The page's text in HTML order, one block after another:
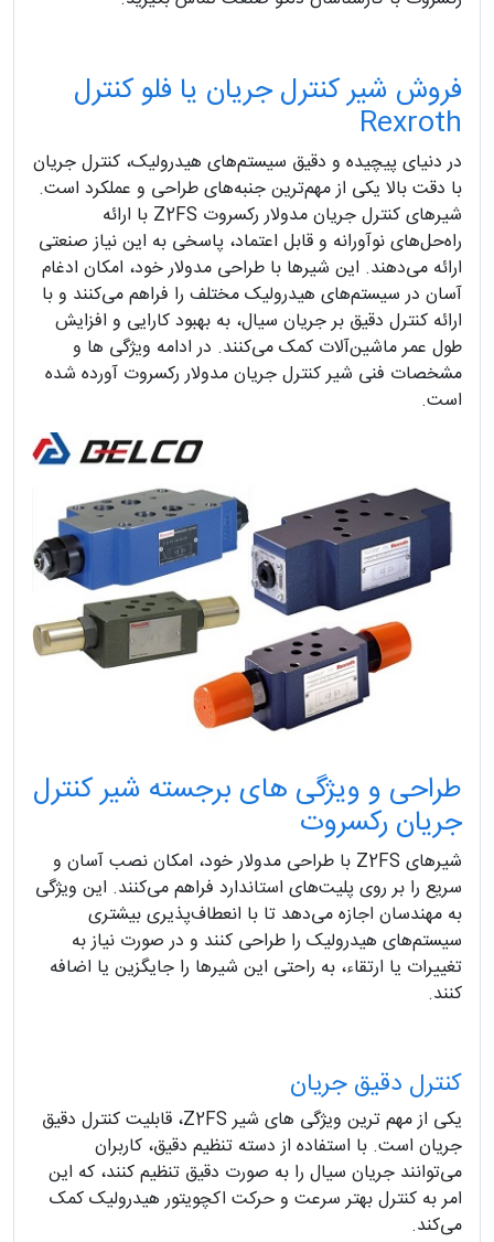
فروش شیر کنترل جریان یا فلو کنترل
Rexroth
در دنیای پیچیده و دقیق سیستم‌های هیدرولیک، کنترل جریان
با دقت بالا یکی از مهم‌ترین جنبه‌های طراحی و عملکرد است.
شیرهای کنترل جریان مدولار رکسروت Z2FS با ارائه
راه‌حل‌های نوآورانه و قابل اعتماد، پاسخی به این نیاز صنعتی
ارائه می‌دهند. این شیرها با طراحی مدولار خود، امکان ادغام
آسان در سیستم‌های هیدرولیک مختلف را فراهم می‌کنند و با
ارائه کنترل دقیق بر جریان سیال، به بهبود کارایی و افزایش
طول عمر ماشین‌آلات کمک می‌کنند. در ادامه ویژگی ها و
مشخصات فنی شیر کنترل جریان مدولار رکسروت آورده شده
است.
طراحی و ویژگی‌ های برجسته شیر کنترل
جریان رکسروت
شیرهای Z2FS با طراحی مدولار خود، امکان نصب آسان و
سریع را بر روی پلیت‌های استاندارد فراهم می‌کنند. این ویژگی
به مهندسان اجازه می‌دهد تا با انعطاف‌پذیری بیشتری
سیستم‌های هیدرولیک را طراحی کنند و در صورت نیاز به
تغییرات یا ارتقاء، به راحتی این شیرها را جایگزین یا اضافه
کنند.
کنترل دقیق جریان
یکی از مهم‌ ترین ویژگی‌ های شیر Z2FS، قابلیت کنترل دقیق
جریان است. با استفاده از دسته تنظیم دقیق، کاربران
می‌توانند جریان سیال را به صورت دقیق تنظیم کنند، که این
امر به کنترل بهتر سرعت و حرکت اکچویتور هیدرولیک کمک
می‌کند.